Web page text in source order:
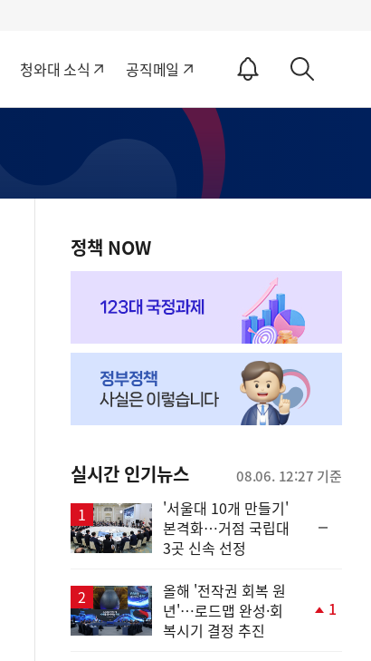
청와대 소식 공직메일
알
ON
세
정책 NOW
실시간 인기뉴스 08.06. 12:27 기준
'서울대 10개 만들기'
본격화…거점 국립대
3곳 신속 선정
올해 '전작권 회복 원
년'…로드맵 완성·회
복시기 결정 추진
1